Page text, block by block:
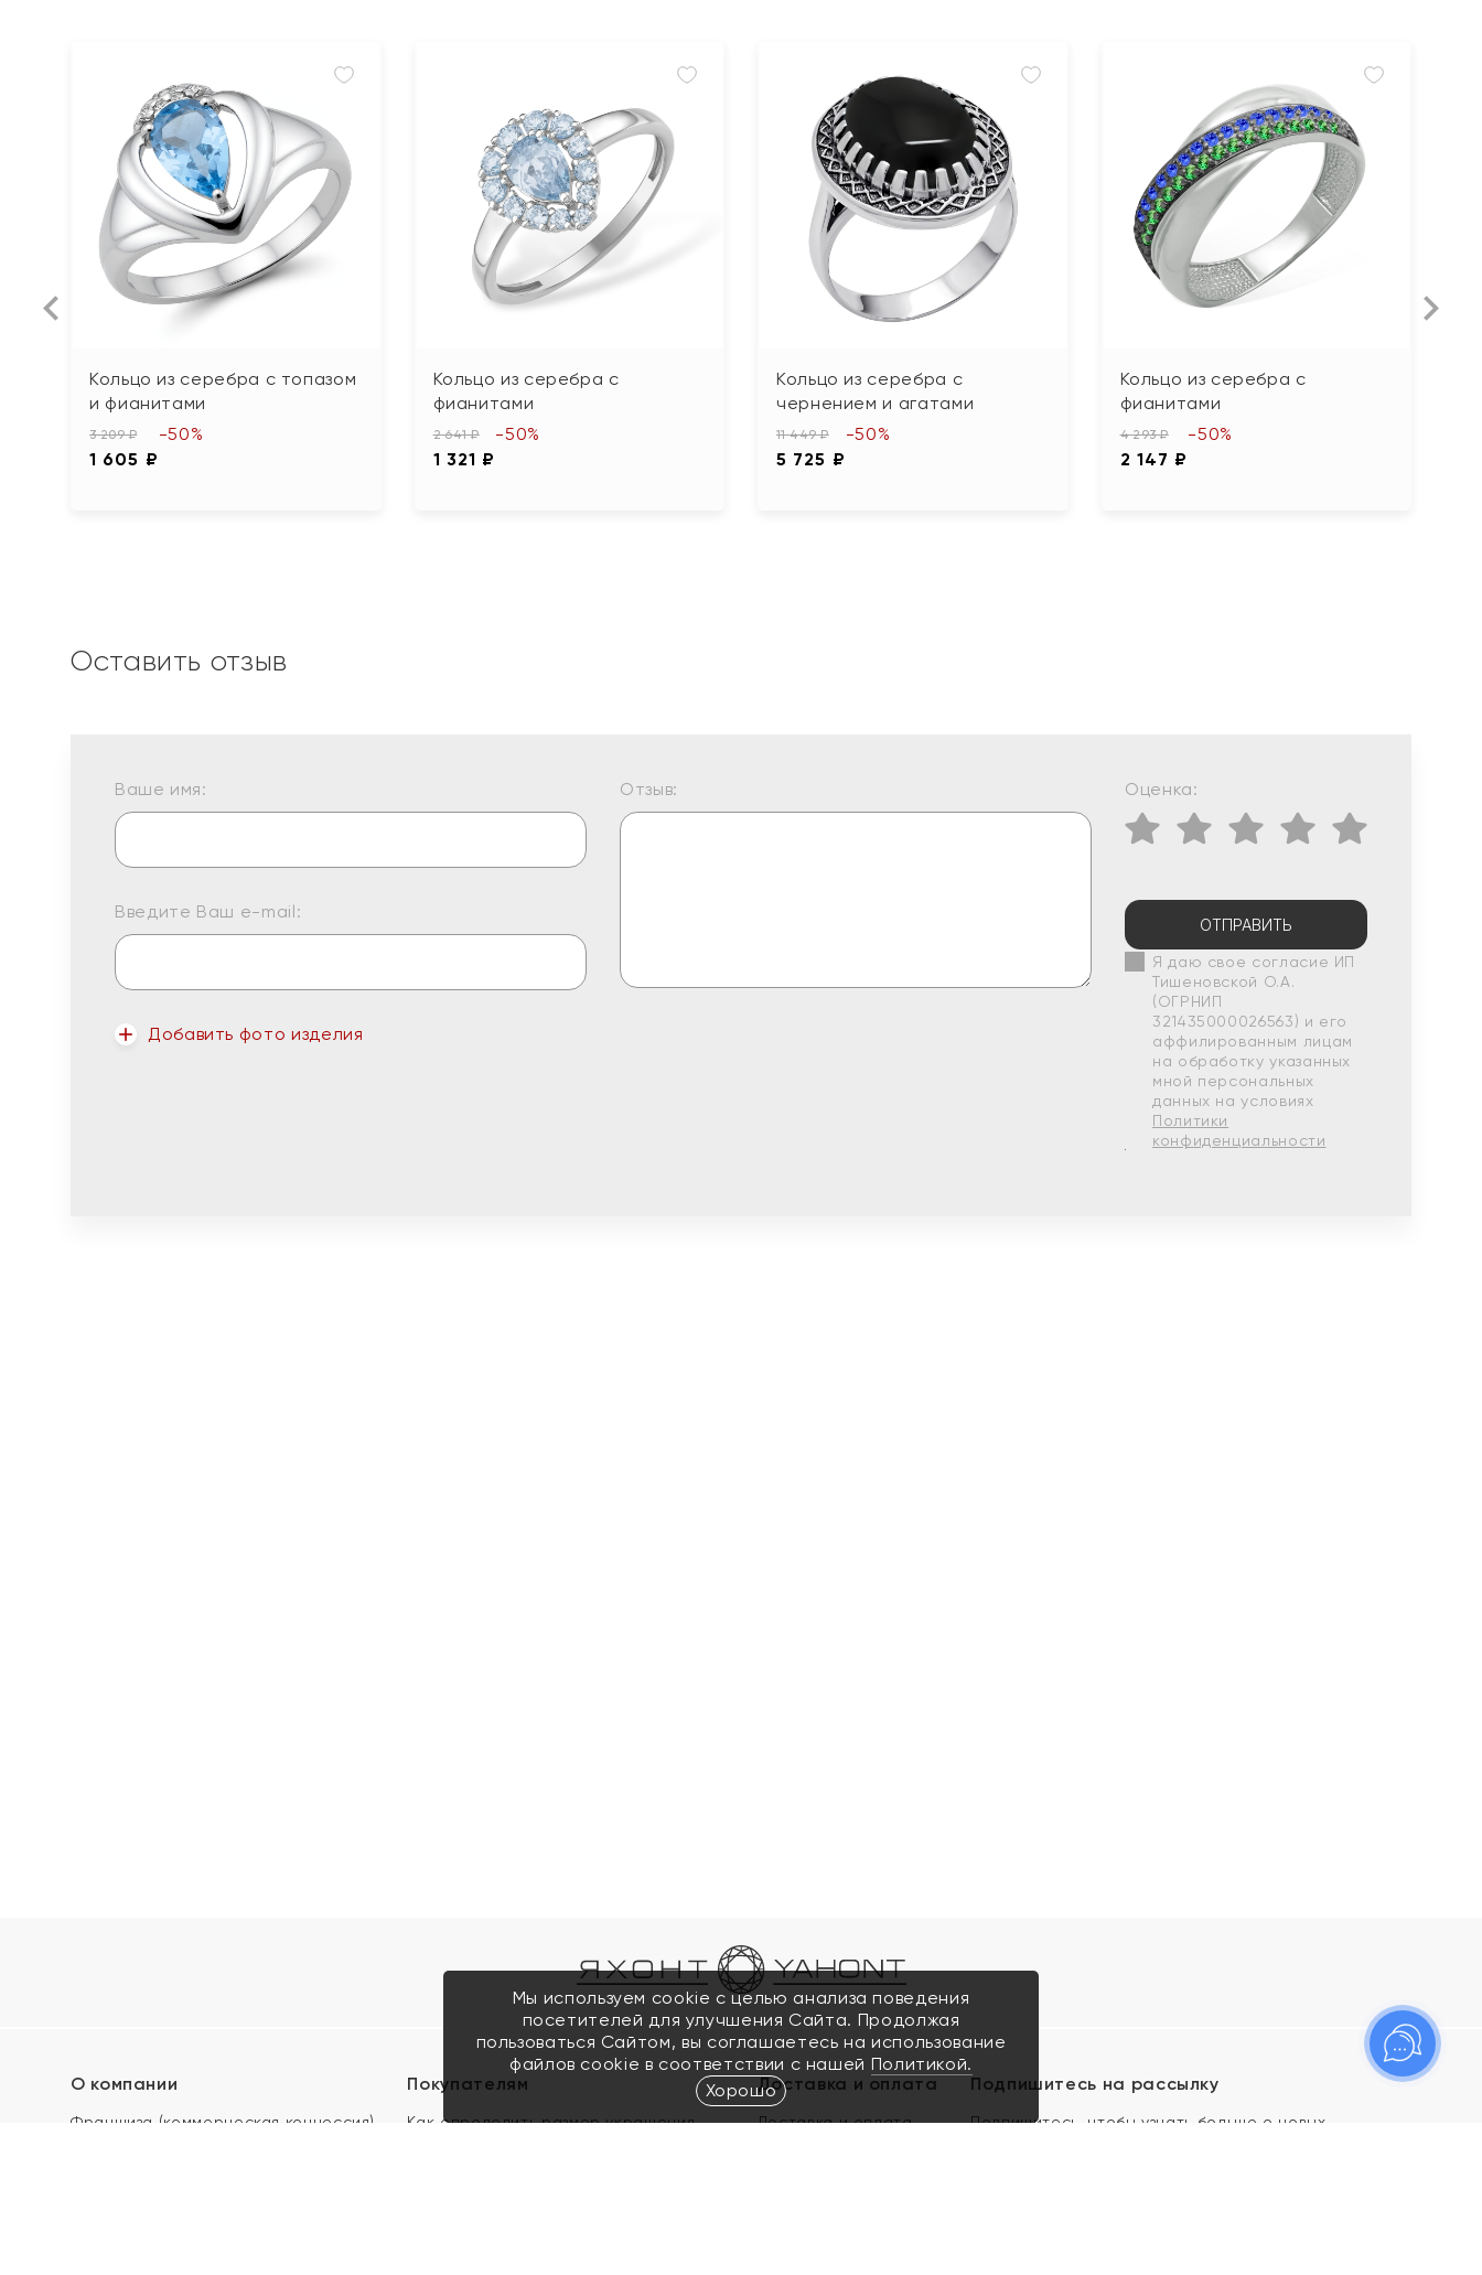
Кольцо из серебра с топазом
и фианитами
3 209 ₽
1 605 ₽
-50%
Кольцо из серебра с
фианитами
2 641 ₽
1 321 ₽
-50%
Кольцо из серебра с
чернением и агатами
11 449 ₽
5 725 ₽
-50%
Кольцо из серебра с
фианитами
4 293 ₽
2 147 ₽
-50%
Оставить отзыв
Ваше имя:
Введите Ваш e-mail:
Добавить фото изделия
Отзыв: Оценка:
ОТПРАВИТЬ
Я даю свое согласие ИП
Тишеновской О.А.
(ОГРНИП
321435000026563) и его
аффилированным лицам
на обработку указанных
мной персональных
данных на условиях
Политики
конфиденциальности
О компании
Франшиза (коммерческая концессия)
Покупателям
Как определить размер украшения
Доставка и оплата
Доставка и оплата
Подпишитесь на рассылку
Подпишитесь, чтобы узнать больше о новых
Мы используем cookie с целью анализа поведения
посетителей для улучшения Сайта. Продолжая
пользоваться Сайтом, вы соглашаетесь на использование
файлов cookie в соответствии с нашей Политикой.
Хорошо